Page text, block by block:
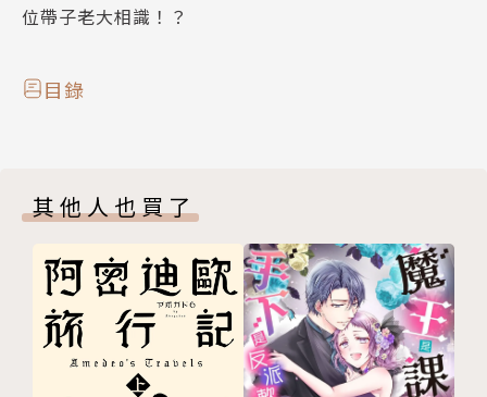
位帶子老大相識！？
目錄
其他人也買了